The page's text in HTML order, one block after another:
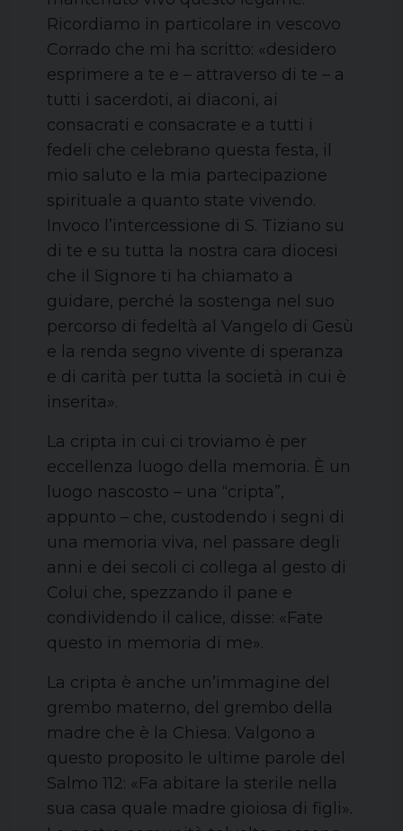
Ricordiamo in particolare in vescovo
Corrado che mi ha scritto: «desidero
esprimere a te e – attraverso di te – a
tutti i sacerdoti, ai diaconi, ai
consacrati e consacrate e a tutti i
fedeli che celebrano questa festa, il
mio saluto e la mia partecipazione
spirituale a quanto state vivendo.
Invoco l’intercessione di S. Tiziano su
di te e su tutta la nostra cara diocesi
che il Signore ti ha chiamato a
guidare, perché la sostenga nel suo
percorso di fedeltà al Vangelo di Gesù
e la renda segno vivente di speranza
e di carità per tutta la società in cui è
inserita».
La cripta in cui ci troviamo è per
eccellenza luogo della memoria. È un
luogo nascosto – una “cripta”,
appunto – che, custodendo i segni di
una memoria viva, nel passare degli
anni e dei secoli ci collega al gesto di
Colui che, spezzando il pane e
condividendo il calice, disse: «Fate
questo in memoria di me».
La cripta è anche un’immagine del
grembo materno, del grembo della
madre che è la Chiesa. Valgono a
questo proposito le ultime parole del
Salmo 112: «Fa abitare la sterile nella
sua casa quale madre gioiosa di figli».